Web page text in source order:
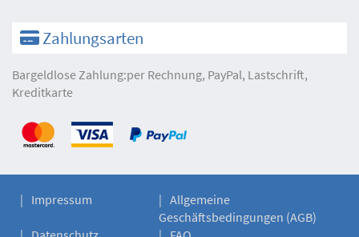
Zahlungsarten
Bargeldlose Zahlung:per Rechnung, PayPal, Lastschrift,
Kreditkarte
Impressum
Allgemeine
Geschäftsbedingungen (AGB)